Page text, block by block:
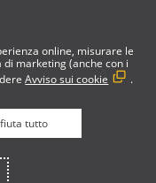
online, misurare le
marketing (anche con i
Avviso sui cookie .
tutto